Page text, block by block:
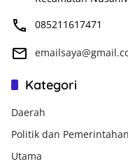
085211617471
Kategori
Daerah
Politik dan Pemerintahan
Utama